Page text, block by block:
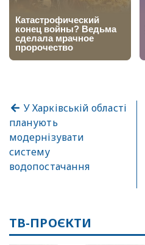
У Харківській області
планують
модернізувати
систему
водопостачання
ТВ-ПРОЄКТИ